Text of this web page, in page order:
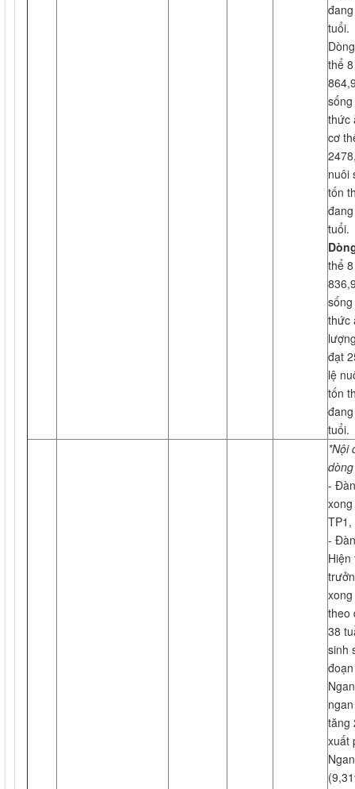
tuổi.
thể
thức
cơ
nuôi
tốn
tuổi.
thể
thức
đạt
lệ
tốn
tuổi.
*Nội
-
TP1,
-
Hiện
theo
38
sinh
tăng
xuất